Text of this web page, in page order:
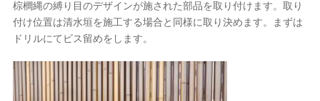
棕櫚縄の縛り目のデザインが施された部品を取り付けます。取り
付け位置は清水垣を施工する場合と同様に取り決めます。まずは
ドリルにてビス留めをします。